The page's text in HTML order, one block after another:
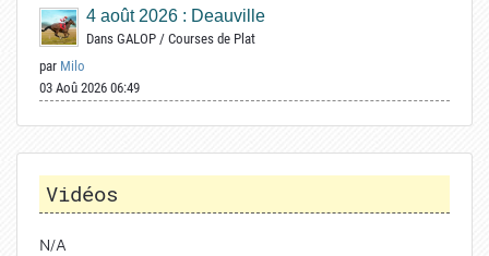
4 août 2026 : Deauville
Dans GALOP / Courses de Plat
par Milo
03 Aoû 2026 06:49
Vidéos
N/A